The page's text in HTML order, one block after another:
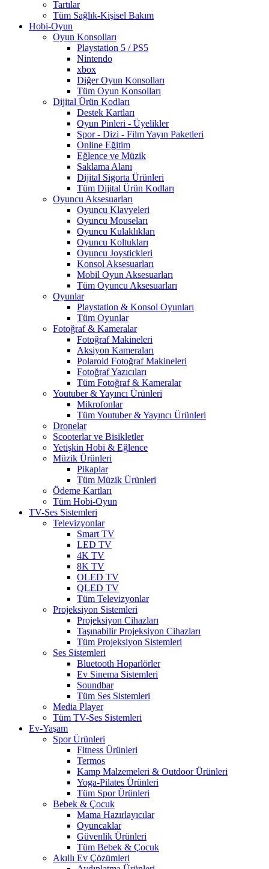
Tartılar
Tüm Sağlık-Kişisel Bakım
Hobi-Oyun
Oyun Konsolları
Playstation 5 / PS5
Nintendo
xbox
Diğer Oyun Konsolları
Tüm Oyun Konsolları
Dijital Ürün Kodları
Destek Kartları
Oyun Pinleri - Üyelikler
Spor - Dizi - Film Yayın Paketleri
Online Eğitim
Eğlence ve Müzik
Saklama Alanı
Dijital Sigorta Ürünleri
Tüm Dijital Ürün Kodları
Oyuncu Aksesuarları
Oyuncu Klavyeleri
Oyuncu Mouseları
Oyuncu Kulaklıkları
Oyuncu Koltukları
Oyuncu Joystickleri
Konsol Aksesuarları
Mobil Oyun Aksesuarları
Tüm Oyuncu Aksesuarları
Oyunlar
Playstation & Konsol Oyunları
Tüm Oyunlar
Fotoğraf & Kameralar
Fotoğraf Makineleri
Aksiyon Kameraları
Polaroid Fotoğraf Makineleri
Fotoğraf Yazıcıları
Tüm Fotoğraf & Kameralar
Youtuber & Yayıncı Ürünleri
Mikrofonlar
Tüm Youtuber & Yayıncı Ürünleri
Dronelar
Scooterlar ve Bisikletler
Yetişkin Hobi & Eğlence
Müzik Ürünleri
Pikaplar
Tüm Müzik Ürünleri
Ödeme Kartları
Tüm Hobi-Oyun
TV-Ses Sistemleri
Televizyonlar
Smart TV
LED TV
4K TV
8K TV
OLED TV
QLED TV
Tüm Televizyonlar
Projeksiyon Sistemleri
Projeksiyon Cihazları
Taşınabilir Projeksiyon Cihazları
Tüm Projeksiyon Sistemleri
Ses Sistemleri
Bluetooth Hoparlörler
Ev Sinema Sistemleri
Soundbar
Tüm Ses Sistemleri
Media Player
Tüm TV-Ses Sistemleri
Ev-Yaşam
Spor Ürünleri
Fitness Ürünleri
Termos
Kamp Malzemeleri & Outdoor Ürünleri
Yoga-Pilates Ürünleri
Tüm Spor Ürünleri
Bebek & Çocuk
Mama Hazırlayıcılar
Oyuncaklar
Güvenlik Ürünleri
Tüm Bebek & Çocuk
Akıllı Ev Çözümleri